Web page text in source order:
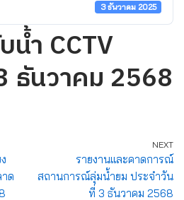
3 ธันวาคม 2025
น้ำ CCTV
ธันวาคม 2568
ด
NEXT
รายงานและคาดการณ์
สถานการณ์ลุ่มน้ำยม ประจำวัน
ที่ 3 ธันวาคม 2568